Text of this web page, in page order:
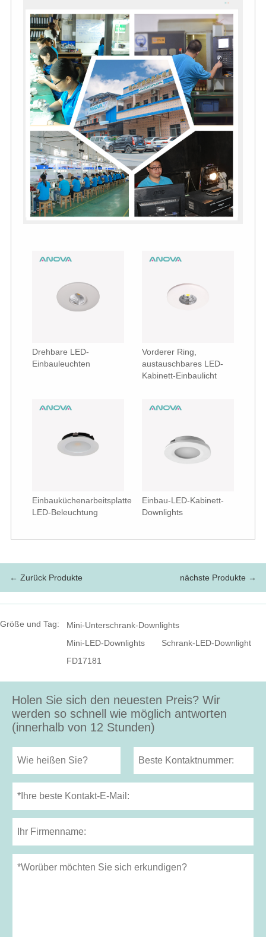
Drehbare LED-
Einbauleuchten
Vorderer Ring,
austauschbares LED-
Kabinett-Einbaulicht
Einbauküchenarbeitsplatte
LED-Beleuchtung
Einbau-LED-Kabinett-
Downlights
← Zurück Produkte nächste Produkte →
Größe und Tag:
Mini-Unterschrank-Downlights
Mini-LED-Downlights
Schrank-LED-Downlight
FD17181
Holen Sie sich den neuesten Preis? Wir
werden so schnell wie möglich antworten
(innerhalb von 12 Stunden)